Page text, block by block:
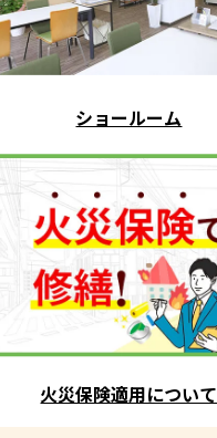
ショールーム
火災保険適用について